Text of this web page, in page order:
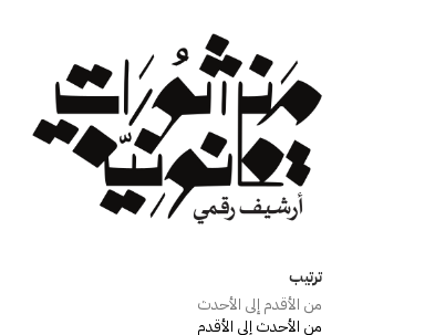
ترتيب
من الأقدم إلى الأحدث
من الأحدث إلى الأقدم